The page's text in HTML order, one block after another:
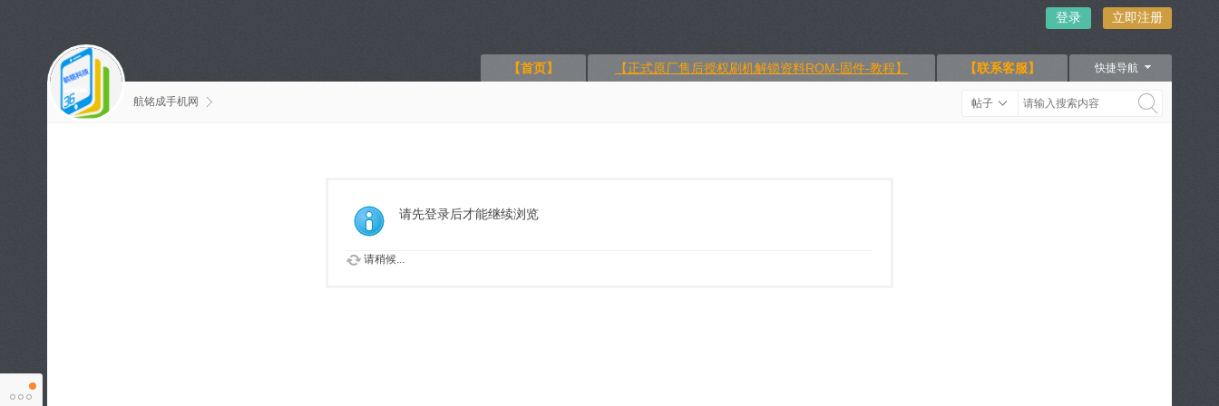
登录 立即注册
快捷导航
【联系客服】
【正式原厂售后授权刷机解锁资料ROM-固件-教程】
【首页】
航铭成手机网 帖子
请先登录后才能继续浏览
请稍候...